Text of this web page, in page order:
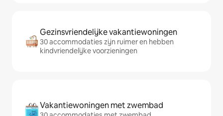
Gezinsvriendelijke vakantiewoningen
30 accommodaties zijn ruimer en hebben
kindvriendelijke voorzieningen
Vakantiewoningen met zwembad